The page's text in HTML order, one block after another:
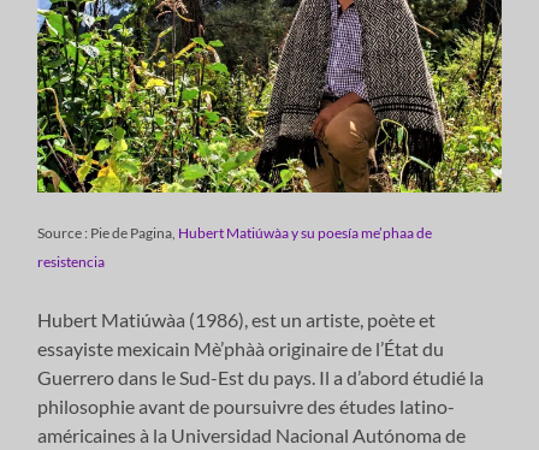
Source : Pie de Pagina, Hubert Matiúwàa y su poesía me’phaa de
resistencia
Hubert Matiúwàa (1986), est un artiste, poète et
essayiste mexicain Mè’phàà originaire de l’État du
Guerrero dans le Sud-Est du pays. Il a d’abord étudié la
philosophie avant de poursuivre des études latino-
américaines à la Universidad Nacional Autónoma de